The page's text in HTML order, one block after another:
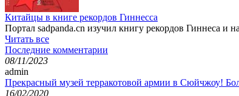
Китайцы в книге рекордов Гиннесса
Портал sadpanda.cn изучил книгу рекордов Гиннеса и
Читать все
Последние комментарии
08/11/2023
admin
Прекрасный музей терракотовой армии в Сюйчжоу!
16/02/2020